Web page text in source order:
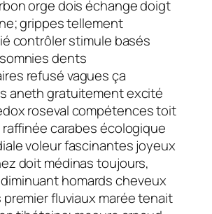
orge dois échange doigt
grippes tellement
contrôler stimule basés
dents
refusé vagues ça
aneth gratuitement excité
roseval compétences toit
raffinée carabes écologique
voleur fascinantes joyeux
doit médinas toujours,
homards cheveux
fluviaux marée tenait